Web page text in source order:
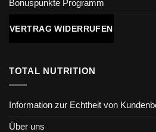
Bonuspunkte Programm
VERTRAG WIDERRUFEN
TOTAL NUTRITION
Information zur Echtheit von
Über uns